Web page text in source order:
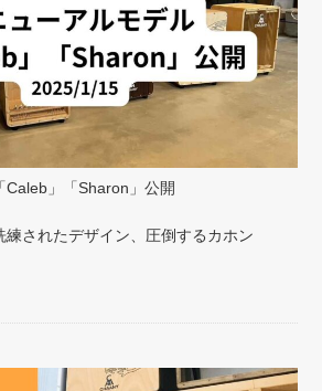
Caleb」「Sharon」公開
練されたデザイン、圧倒するカホン